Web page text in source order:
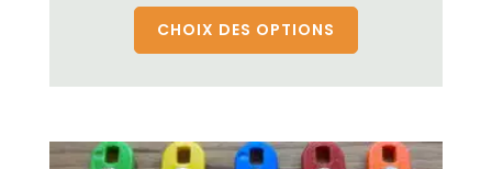
CHOIX DES OPTIONS